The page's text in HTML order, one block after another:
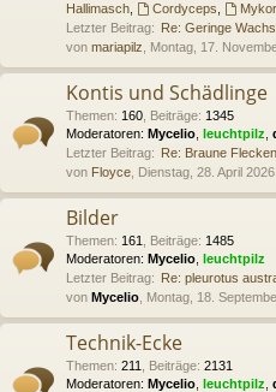
Hallimasch
Cordyceps
Letzter Beitrag: Re: Geringe
von mariapilz , Montag, 17.
Kontis und Schädlinge
Themen: 160 Beiträge: 1345
Moderatoren: Mycelio leuchtpilz
Letzter Beitrag: Re: Braune
von Floyce , Dienstag, 28. April
Bilder
Themen: 161 Beiträge: 1485
Moderatoren: Mycelio leuchtpilz
Letzter Beitrag: Re: pleurotus
von Mycelio , Montag, 18.
Technik-Ecke
Themen: 211 Beiträge: 2131
Moderatoren: Mycelio leuchtpilz